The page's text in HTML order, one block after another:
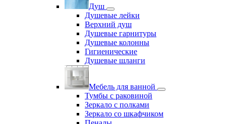
Душ
Душевые лейки
Верхний душ
Душевые гарнитуры
Душевые колонны
Гигиенические
Душевые шланги
Мебель для ванной
Тумбы с раковиной
Зеркало с полками
Зеркало со шкафчиком